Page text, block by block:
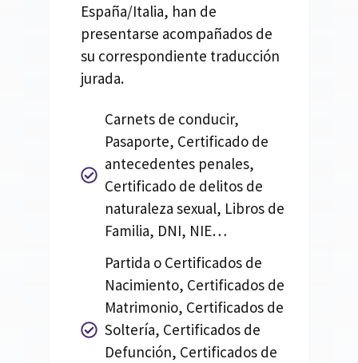
España/Italia, han de
presentarse acompañados de
su correspondiente traducción
jurada.
Carnets de conducir,
Pasaporte, Certificado de
antecedentes penales,
Certificado de delitos de
naturaleza sexual, Libros de
Familia, DNI, NIE…
Partida o Certificados de
Nacimiento, Certificados de
Matrimonio, Certificados de
Soltería, Certificados de
Defunción, Certificados de